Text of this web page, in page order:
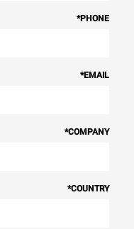
PHONE
*
EMAIL
*
COMPANY
*
COUNTRY
*